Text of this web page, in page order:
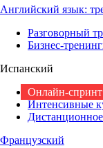
Английский язык:
Разговорный
Бизнес-
Испанский
Онлайн-спринт
Интенсивные
Французский